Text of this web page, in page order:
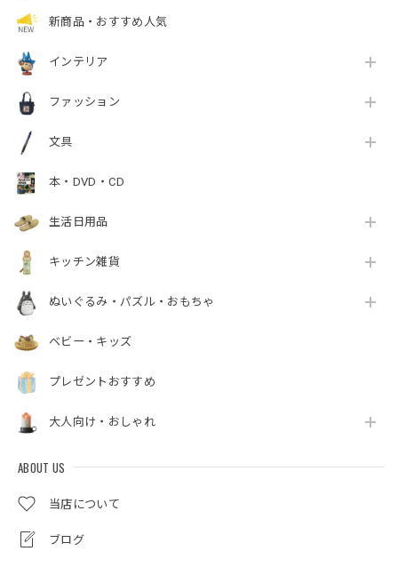
新商品・おすすめ人気
インテリア
ファッション
文具
本・DVD・CD
生活日用品
キッチン雑貨
ぬいぐるみ・パズル・おもちゃ
ベビー・キッズ
プレゼントおすすめ
大人向け・おしゃれ
ABOUT US
当店について
ブログ